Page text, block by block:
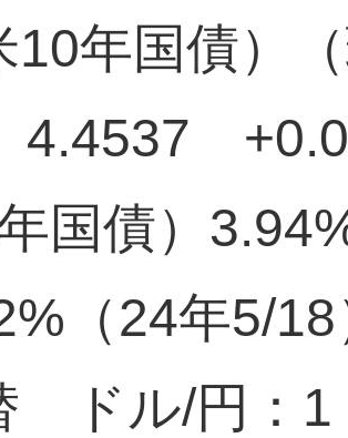
10年国債
4.4537
国債）
（24年5/18
ドル/円：